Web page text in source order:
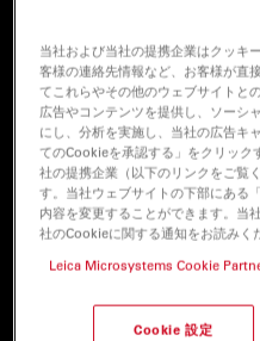
当社および当社の提携企業はクッキ
客様の連絡先情報など、お客様が直
てこれらやその他のウェブサイトと
広告やコンテンツを提供し、ソーシ
にし、分析を実施し、当社の広告キ
てのCookieを承認する」をクリック
社の提携企業（以下のリンクをご覧
す。当社ウェブサイトの下部にある
内容を変更することができます。当
社のCookieに関する通知をお読みく
Leica Microsystems Cookie
Cookie 設定